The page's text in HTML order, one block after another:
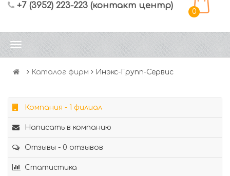
+7 (3952) 223-223 (контакт центр)
0
Каталог фирм Инэкс-Групп-Сервис
Компания - 1 филиал
Написать в компанию
Отзывы - 0 отзывов
Статистика